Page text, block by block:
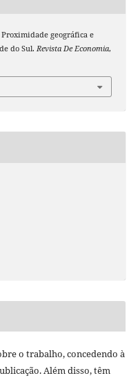
Proximidade geográfica e
do Sul. Revista De Economia,
o trabalho, concedendo à
Além disso, têm